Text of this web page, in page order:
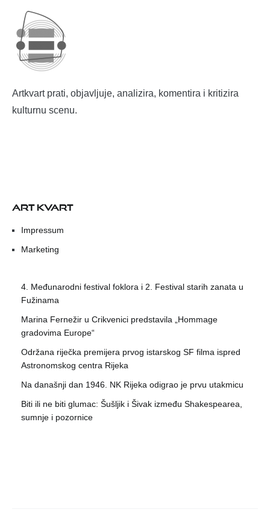
Artkvart prati, objavljuje, analizira, komentira i kritizira
kulturnu scenu.
ART KVART
Impressum
Marketing
4. Međunarodni festival foklora i 2. Festival starih zanata u
Fužinama
Marina Fernežir u Crikvenici predstavila „Hommage
gradovima Europe“
Održana riječka premijera prvog istarskog SF filma ispred
Astronomskog centra Rijeka
Na današnji dan 1946. NK Rijeka odigrao je prvu utakmicu
Biti ili ne biti glumac: Šušljik i Šivak između Shakespearea,
sumnje i pozornice